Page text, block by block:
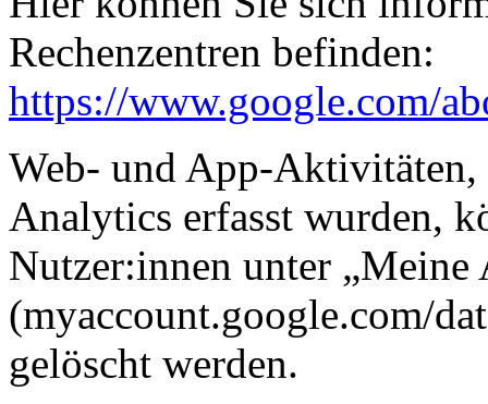
Rechenzentren befinden:
https://www.google.com/
Web- und App-
Analytics erfasst wurden,
Nutzer:innen unter
(myaccount.google.com/
gelöscht werden.